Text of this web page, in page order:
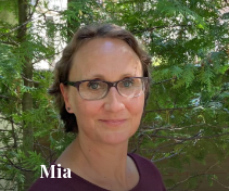
Mia